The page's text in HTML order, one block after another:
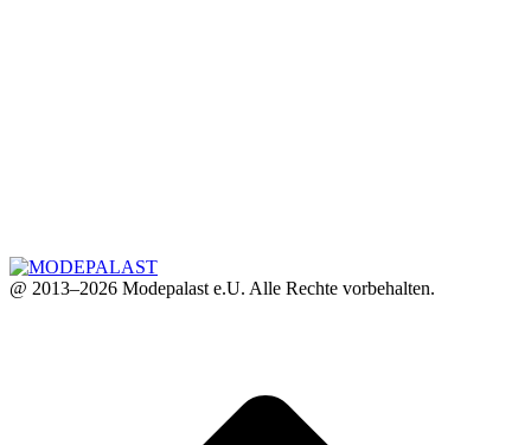
@ 2013–2026 Modepalast e.U. Alle Rechte vorbehalten.